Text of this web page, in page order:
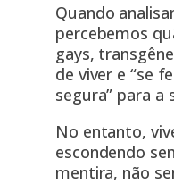
Quando
percebemos
gays,
de viver e “se
segura” para a
No entanto,
escondendo
mentira, não